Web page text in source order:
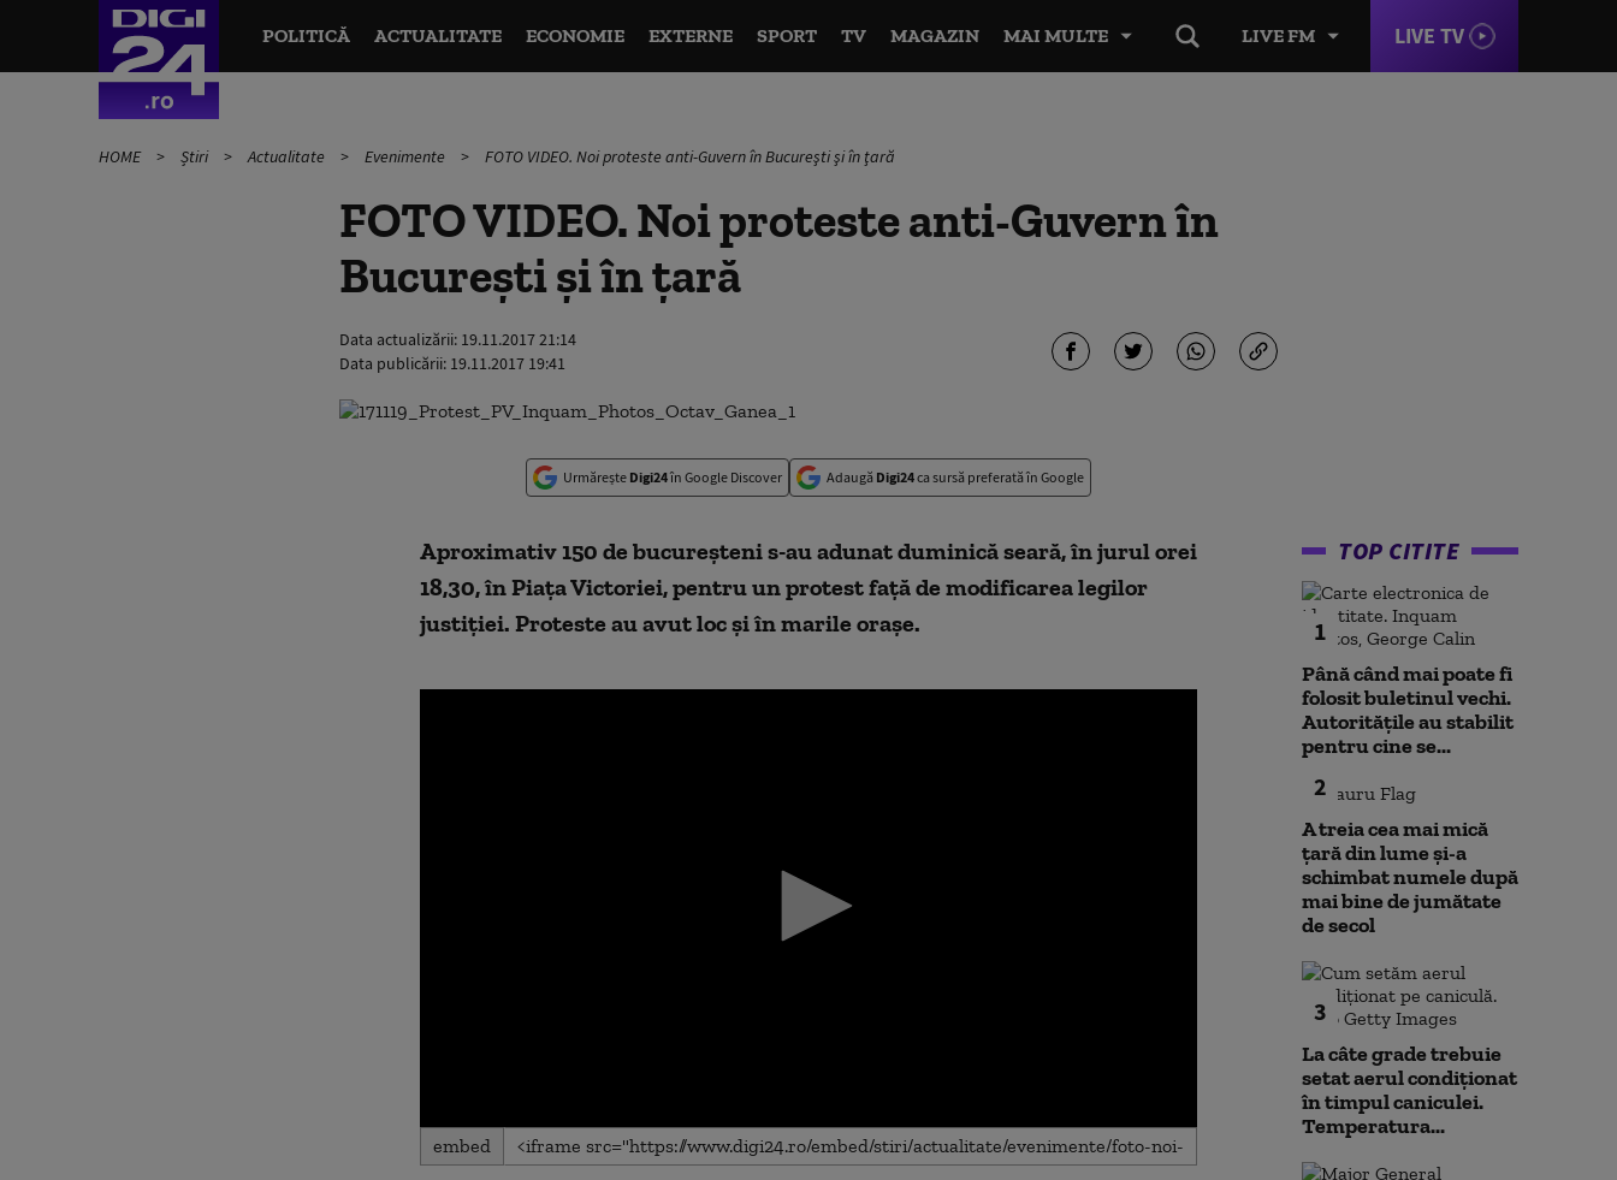
LIVE FM LIVE TV
POLITICĂ ACTUALITATE ECONOMIE EXTERNE SPORT TV MAGAZIN MAI MULTE
HOME Știri Actualitate Evenimente FOTO VIDEO. Noi proteste anti-Guvern în Bucureşti şi în ţară
FOTO VIDEO. Noi proteste anti-Guvern în
Bucureşti şi în ţară
Data actualizării: 19.11.2017 21:14
Data publicării: 19.11.2017 19:41
Urmărește Digi24în Google Discover Adaugă Digi24ca sursă preferată în Google
Aproximativ 150 de bucureșteni s-au adunat duminică seară, în jurul orei
18,30, în Piața Victoriei, pentru un protest față de modificarea legilor
justiției. Proteste au avut loc şi în marile oraşe.
0
seconds
embed
TOP CITITE
1
Până când mai poate fi
folosit buletinul vechi.
Autoritățile au stabilit
pentru cine se...
2
A treia cea mai mică
țară din lume și-a
schimbat numele după
mai bine de jumătate
de secol
3
La câte grade trebuie
setat aerul condiționat
în timpul caniculei.
Temperatura...